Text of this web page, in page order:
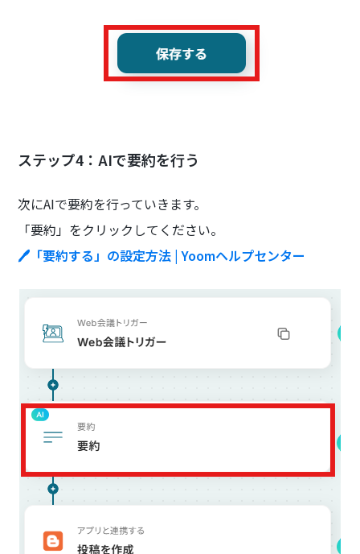
ステップ4：AIで要約を行う
次にAIで要約を行っていきます。
「要約」をクリックしてください。
🖊「要約する」の設定方法 | Yoomヘルプセンター